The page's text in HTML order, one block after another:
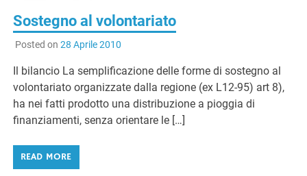
Sostegno al volontariato
Posted on 28 Aprile 2010
Il bilancio La semplificazione delle forme di sostegno al
volontariato organizzate dalla regione (ex L12-95) art 8),
ha nei fatti prodotto una distribuzione a pioggia di
finanziamenti, senza orientare le […]
READ MORE